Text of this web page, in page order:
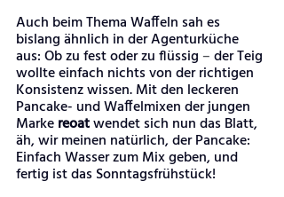
Auch beim Thema Waffeln sah es
bislang ähnlich in der Agenturküche
aus: Ob zu fest oder zu flüssig – der Teig
wollte einfach nichts von der richtigen
Konsistenz wissen. Mit den leckeren
Pancake- und Waffelmixen der jungen
Marke reoat wendet sich nun das Blatt,
äh, wir meinen natürlich, der Pancake:
Einfach Wasser zum Mix geben, und
fertig ist das Sonntagsfrühstück!